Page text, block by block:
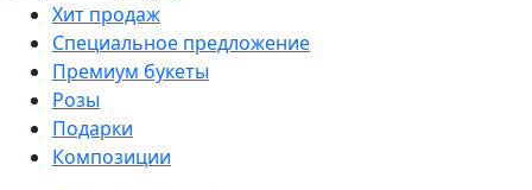
Хит продаж
Специальное предложение
Премиум букеты
Розы
Подарки
Композиции